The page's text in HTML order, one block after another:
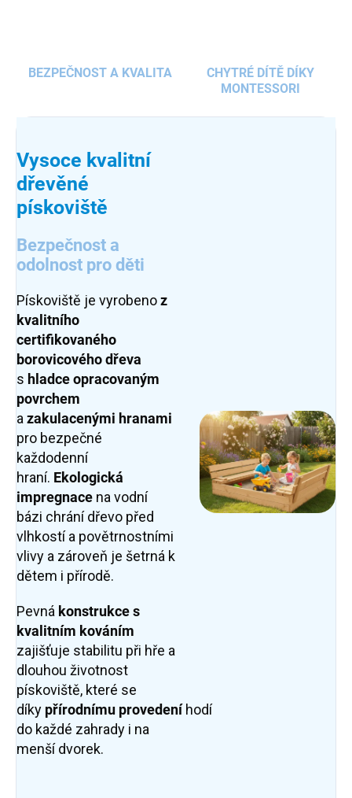
BEZPEČNOST A KVALITA
CHYTRÉ DÍTĚ DÍKY
MONTESSORI
Vysoce kvalitní
dřevěné
pískoviště
Bezpečnost a
odolnost pro děti
Pískoviště je vyrobenoz
kvalitního
certifikovaného
borovicového dřeva
s hladce opracovaným
povrchem
azakulacenými hranami
pro bezpečné
každodenní
hraní. Ekologická
impregnace na vodní
bázi chrání dřevo před
vlhkostí a povětrnostními
vlivy a zároveň je šetrná k
dětem i přírodě.
Pevná konstrukce s
kvalitním kováním
zajišťuje stabilitu při hře a
dlouhou životnost
pískoviště, které se
díky přírodnímu provedení hodí
do každé zahrady i na
menší dvorek.